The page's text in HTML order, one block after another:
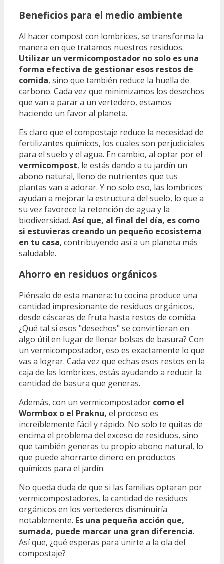
Beneficios para el medio ambiente
Al hacer compost con lombrices, se transforma la
manera en que tratamos nuestros residuos.
Utilizar un vermicompostador no solo es una
forma efectiva de gestionar esos restos de
comida, sino que también reduce la huella de
carbono. Cada vez que minimizamos los desechos
que van a parar a un vertedero, estamos
haciendo un favor al planeta.
Es claro que el compostaje reduce la necesidad de
fertilizantes químicos, los cuales son perjudiciales
para el suelo y el agua. En cambio, al optar por el
vermicompost, le estás dando a tu jardín un
abono natural, lleno de nutrientes que tus
plantas van a adorar. Y no solo eso, las lombrices
ayudan a mejorar la estructura del suelo, lo que a
su vez favorece la retención de agua y la
biodiversidad. Así que, al final del día, es como
si estuvieras creando un pequeño ecosistema
en tu casa, contribuyendo así a un planeta más
saludable.
Ahorro en residuos orgánicos
Piénsalo de esta manera: tu cocina produce una
cantidad impresionante de residuos orgánicos,
desde cáscaras de fruta hasta restos de comida.
¿Qué tal si esos "desechos" se convirtieran en
algo útil en lugar de llenar bolsas de basura? Con
un vermicompostador, eso es exactamente lo que
vas a lograr. Cada vez que echas esos restos en la
caja de las lombrices, estás ayudando a reducir la
cantidad de basura que generas.
Además, con un vermicompostador como el
Wormbox o el Praknu, el proceso es
increíblemente fácil y rápido. No solo te quitas de
encima el problema del exceso de residuos, sino
que también generas tu propio abono natural, lo
que puede ahorrarte dinero en productos
químicos para el jardín.
No queda duda de que si las familias optaran por
vermicompostadores, la cantidad de residuos
orgánicos en los vertederos disminuiría
notablemente. Es una pequeña acción que,
sumada, puede marcar una gran diferencia.
Así que, ¿qué esperas para unirte a la ola del
compostaje?